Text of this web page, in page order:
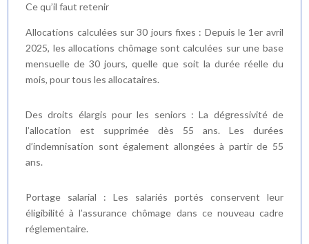
Ce qu’il faut retenir
Allocations calculées sur 30 jours fixes : Depuis le 1er avril
2025, les allocations chômage sont calculées sur une base
mensuelle de 30 jours, quelle que soit la durée réelle du
mois, pour tous les allocataires.
Des droits élargis pour les seniors : La dégressivité de
l’allocation est supprimée dès 55 ans. Les durées
d’indemnisation sont également allongées à partir de 55
ans.
Portage salarial : Les salariés portés conservent leur
éligibilité à l’assurance chômage dans ce nouveau cadre
réglementaire.